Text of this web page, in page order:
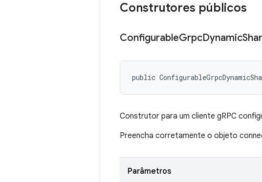
Construtores públicos
ConfigurableGrpcDynamic
public
Construtor para um cliente gRPC
Preencha corretamente o objeto
Parâmetros